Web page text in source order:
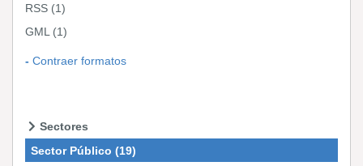
RSS (1)
GML (1)
Contraer formatos
Sectores
Sector Público (19)